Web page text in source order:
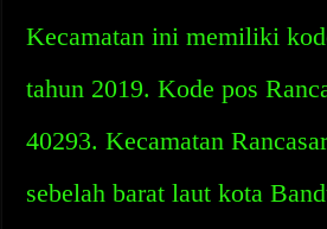
Kecamatan ini memiliki
tahun 2019. Kode pos
40293. Kecamatan
sebelah barat laut kota